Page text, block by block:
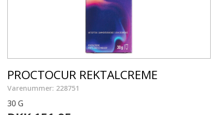
PROCTOCUR REKTALCREME
Varenummer: 228751
30 G